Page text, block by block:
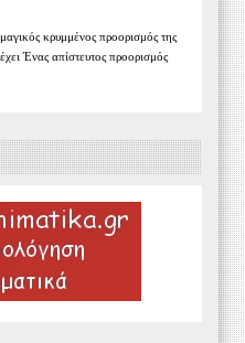
κρυμμένος προορισμός της
Ένας απίστευτος προορισμός